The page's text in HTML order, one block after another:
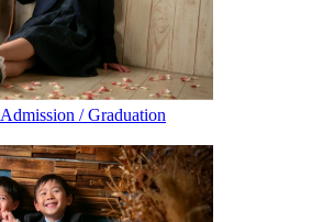
Admission / Graduation